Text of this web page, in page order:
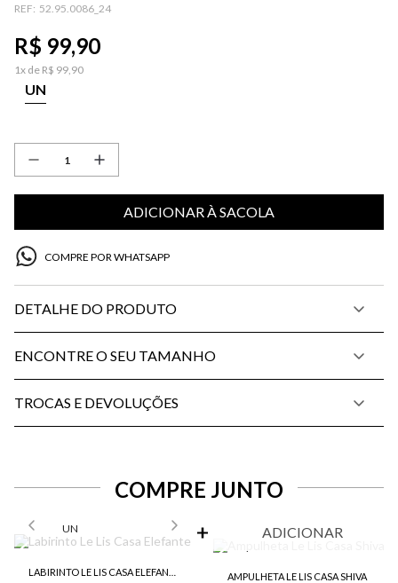
: 52.95.0086_24
R$ 99,90
1x de R$ 99,90
UN
ADICIONAR À SACOLA
COMPRE POR WHATSAPP
DETALHE DO PRODUTO
ENCONTRE O SEU TAMANHO
TROCAS E DEVOLUÇÕES
COMPRE JUNTO
UN ADICIONAR
AMPULHETA LE LIS CASA SHIVA